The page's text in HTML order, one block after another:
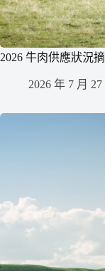
2026 牛肉供應狀況
2026 年 7 月 27